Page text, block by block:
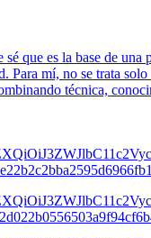
que es la base de
Para mí, no se trata
técnica,